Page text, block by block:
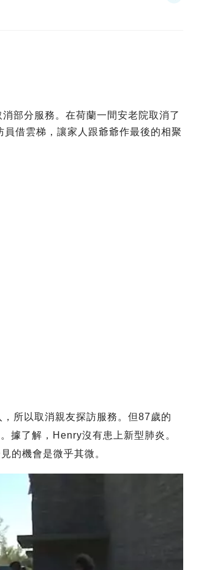
部分服務。在荷蘭一間安老院取消了
借雲梯，讓家人跟爺爺作最後的相聚
所以取消親友探訪服務。但87歲的
據了解，Henry沒有患上新型肺炎。
的機會是微乎其微。